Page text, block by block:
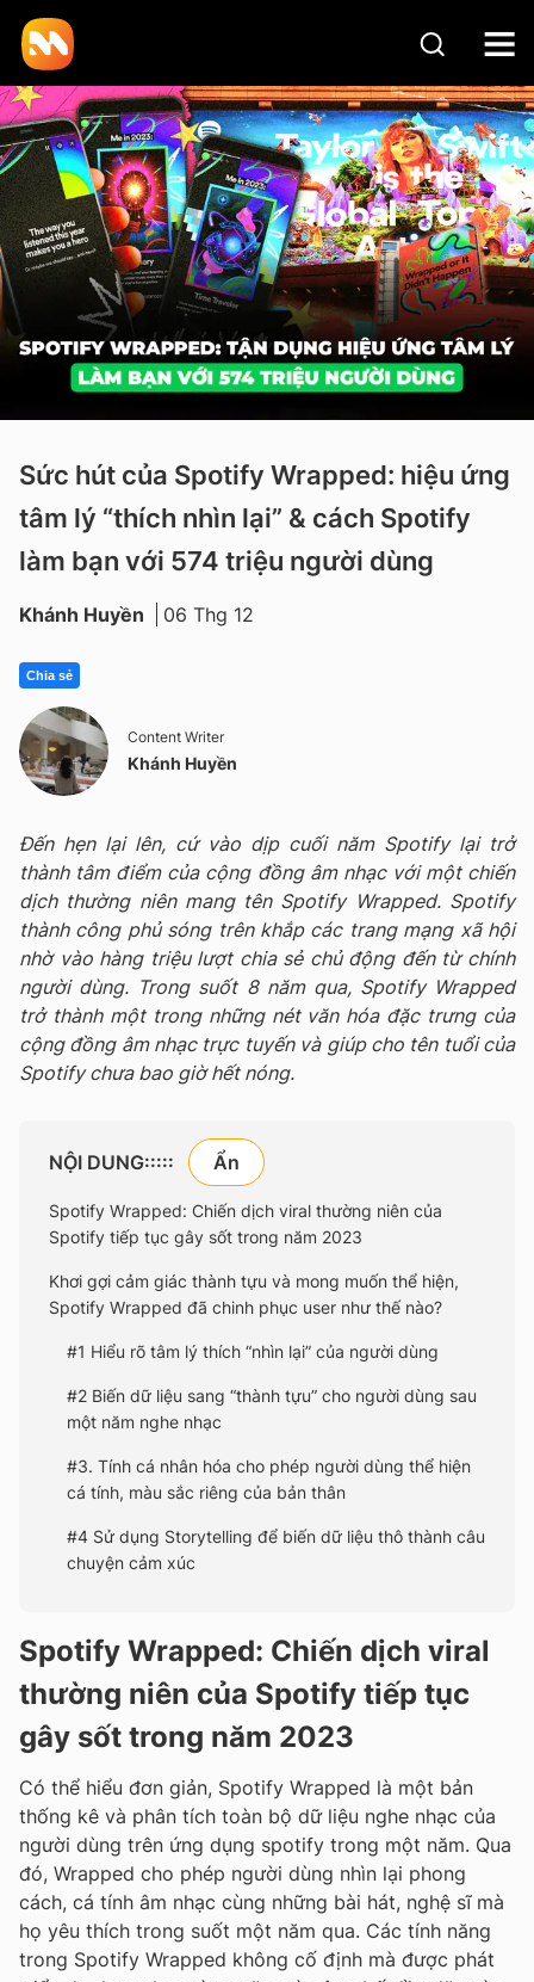
Sức hút của Spotify Wrapped: hiệu ứng
tâm lý “thích nhìn lại” & cách Spotify
làm bạn với 574 triệu người dùng
Khánh Huyền 06 Thg 12
Chia sẻ
Content Writer
Khánh Huyền
Đến hẹn lại lên, cứ vào dịp cuối năm Spotify lại trở
thành tâm điểm của cộng đồng âm nhạc với một chiến
dịch thường niên mang tên Spotify Wrapped. Spotify
thành công phủ sóng trên khắp các trang mạng xã hội
nhờ vào hàng triệu lượt chia sẻ chủ động đến từ chính
người dùng. Trong suốt 8 năm qua, Spotify Wrapped
trở thành một trong những nét văn hóa đặc trưng của
cộng đồng âm nhạc trực tuyến và giúp cho tên tuổi của
Spotify chưa bao giờ hết nóng.
NỘI DUNG:::::
Spotify Wrapped: Chiến dịch viral thường niên của
Spotify tiếp tục gây sốt trong năm 2023
Khơi gợi cảm giác thành tựu và mong muốn thể hiện,
Spotify Wrapped đã chinh phục user như thế nào?
#1 Hiểu rõ tâm lý thích “nhìn lại” của người dùng
#2 Biến dữ liệu sang “thành tựu” cho người dùng sau
một năm nghe nhạc
#3. Tính cá nhân hóa cho phép người dùng thể hiện
cá tính, màu sắc riêng của bản thân
#4 Sử dụng Storytelling để biến dữ liệu thô thành câu
chuyện cảm xúc
Spotify Wrapped: Chiến dịch viral
thường niên của Spotify tiếp tục
gây sốt trong năm 2023
Có thể hiểu đơn giản, Spotify Wrapped là một bản
thống kê và phân tích toàn bộ dữ liệu nghe nhạc của
người dùng trên ứng dụng spotify trong một năm. Qua
đó, Wrapped cho phép người dùng nhìn lại phong
cách, cá tính âm nhạc cùng những bài hát, nghệ sĩ mà
họ yêu thích trong suốt một năm qua. Các tính năng
trong Spotify Wrapped không cố định mà được phát